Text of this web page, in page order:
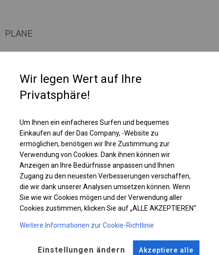
PLANE
runde Fenster angebracht. Zusätzlich hat das Dach sehr große,
vollständig transparente Fenster. Es ist eine großartige Lösung für
Werkstattzelte, in denen eine Beleuchtung erforderlich ist, wir jedoch nicht
möchten, dass das, was wir tun, für Außenstehende sichtbar ist.
Einzelheiten ansehen
Plane ändern
KONSTRUKTION
Wir legen Wert auf Ihre
Privatsphäre!
Um Ihnen ein einfacheres Surfen und bequemes
Einkaufen auf der Das Company, -Website zu
ermöglichen, benötigen wir Ihre Zustimmung zur
Verwendung von Cookies. Dank ihnen können wir
Anzeigen an Ihre Bedürfnisse anpassen und Ihnen
Zugang zu den neuesten Verbesserungen verschaffen,
die wir dank unserer Analysen umsetzen können. Wenn
Sie wie wir Cookies mögen und der Verwendung aller
Cookies zustimmen, klicken Sie auf „ALLE AKZEPTIEREN“.
Weitere Informationen zur Cookie-Richtlinie
Einstellungen ändern Akzeptiere alle